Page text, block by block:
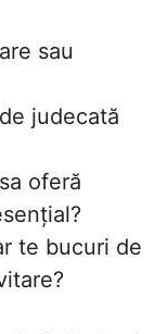
sau
judecată
oferă
te bucuri de